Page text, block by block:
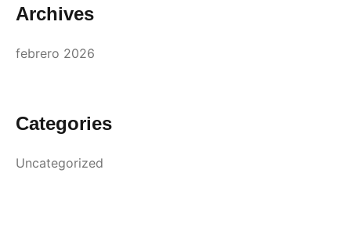
Archives
febrero 2026
Categories
Uncategorized